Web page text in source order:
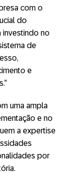
com o
do
investindo no
de
e
uma ampla
e no
a expertise
por